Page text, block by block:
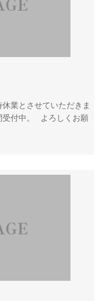
業とさせていただきま
受付中。 よろしくお願